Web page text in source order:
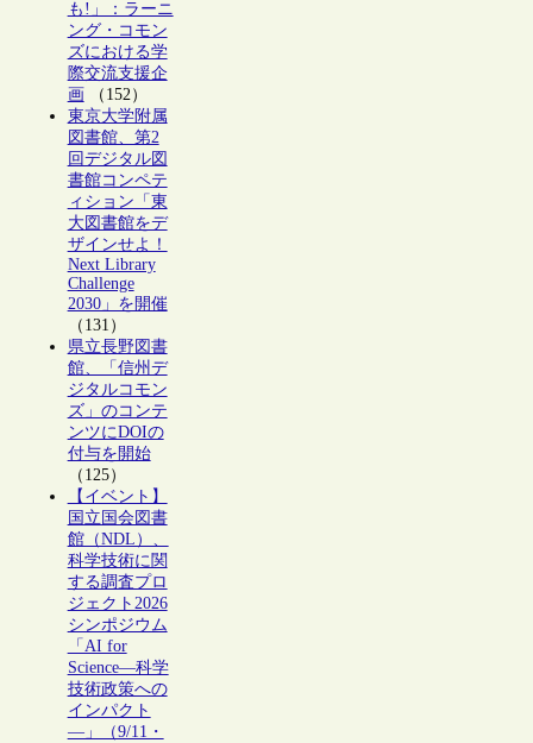
も!」：ラーニ
ング・コモン
ズにおける学
際交流支援企
画 （152）
東京大学附属
図書館、第2
回デジタル図
書館コンペテ
ィション「東
大図書館をデ
ザインせよ！
Next Library
Challenge
2030」を開催
（131）
県立長野図書
館、「信州デ
ジタルコモン
ズ」のコンテ
ンツにDOIの
付与を開始
（125）
【イベント】
国立国会図書
館（NDL）、
科学技術に関
する調査プロ
ジェクト2026
シンポジウム
「AI for
Science―科学
技術政策への
インパクト
―」（9/11・